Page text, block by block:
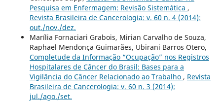
Pesquisa em Enfermagem: Revisão Sistemática ,
Revista Brasileira de Cancerologia: v. 60 n. 4 (2014):
out./nov./dez.
Marília Fornaciari Grabois, Mirian Carvalho de Souza,
Raphael Mendonça Guimarães, Ubirani Barros Otero,
Completude da Informação “Ocupação” nos Registros
Hospitalares de Câncer do Brasil: Bases para a
Vigilância do Câncer Relacionado ao Trabalho , Revista
Brasileira de Cancerologia: v. 60 n. 3 (2014):
jul./ago./set.